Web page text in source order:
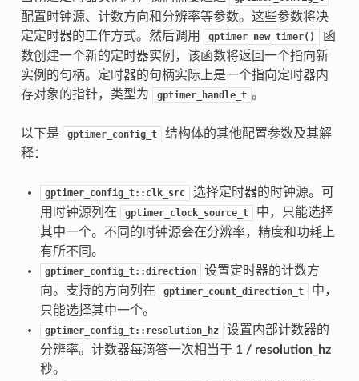
配置时钟源、计数方向和分辨率等参数。这些参数将决
定定时器的工作方式。然后调用
gptimer_new_timer()
函
数创建一个新的定时器实例，该函数将返回一个指向新
实例的句柄。定时器的句柄实际上是一个指向定时器内
存对象的指针，类型为
gptimer_handle_t 。
以下是 gptimer_config_t
结构体的其他配置参数及其解
释：
gptimer_config_t::clk_src
选择定时器的时钟源。可
用时钟源列在
gptimer_clock_source_t
中，只能选择
其中一个。不同的时钟源会在分辨率，精度和功耗上
有所不同。
gptimer_config_t::direction
设置定时器的计数方
向。支持的方向列在
gptimer_count_direction_t
中，
只能选择其中一个。
gptimer_config_t::resolution_hz
设置内部计数器的
分辨率。计数器每滴答一次相当于 1 / resolution_hz
秒。